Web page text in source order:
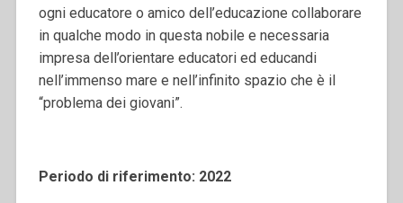
ogni educatore o amico dell’educazione collaborare
in qualche modo in questa nobile e necessaria
impresa dell’orientare educatori ed educandi
nell’immenso mare e nell’infinito spazio che è il
“problema dei giovani”.
Periodo di riferimento: 2022